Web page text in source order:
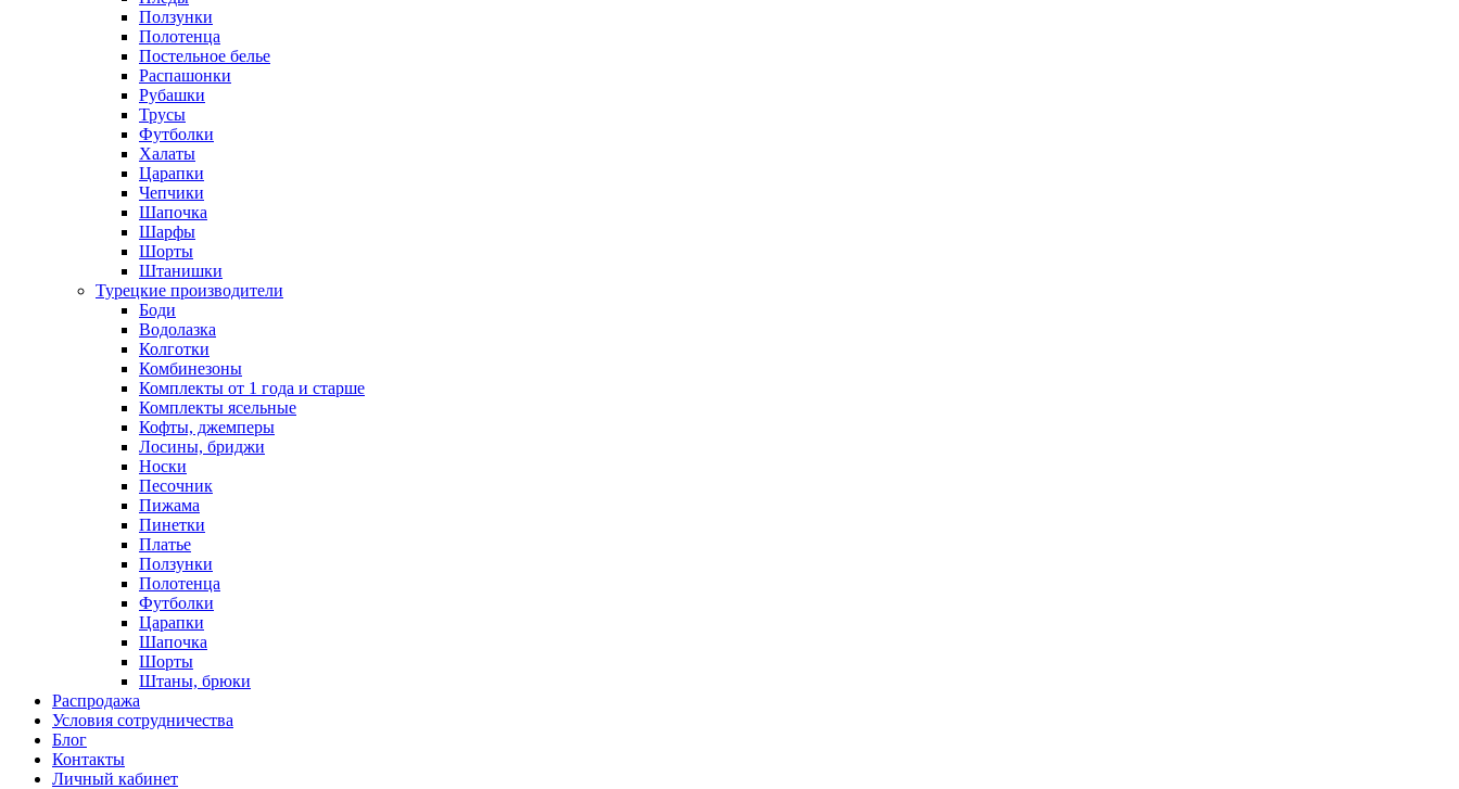
Ползунки
Полотенца
Постельное белье
Распашонки
Рубашки
Трусы
Футболки
Халаты
Царапки
Чепчики
Шапочка
Шарфы
Шорты
Штанишки
Турецкие производители
Боди
Водолазка
Колготки
Комбинезоны
Комплекты от 1 года и старше
Комплекты ясельные
Кофты, джемперы
Лосины, бриджи
Носки
Песочник
Пижама
Пинетки
Платье
Ползунки
Полотенца
Футболки
Царапки
Шапочка
Шорты
Штаны, брюки
Распродажа
Условия сотрудничества
Блог
Контакты
Личный кабинет